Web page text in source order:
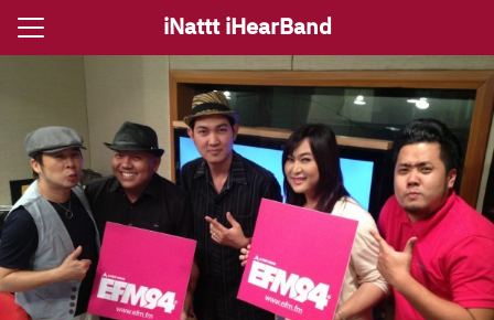
Skip
iNattt iHearBand
งานแต่ง
งานเลี้ยง
จราคาวงดนตรี
Search